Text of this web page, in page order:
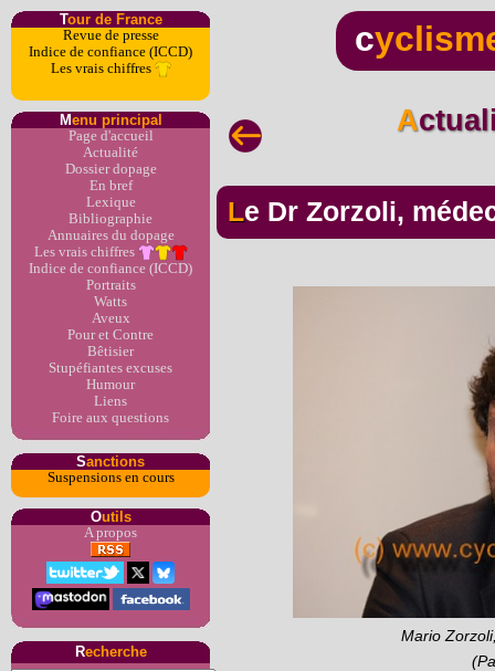
Tour de France
Revue de presse
Indice de confiance (ICCD)
Les vrais chiffres
Menu principal
Page d'accueil
Actualité
Dossier dopage
En bref
Lexique
Bibliographie
Annuaires du dopage
Les vrais chiffres
Indice de confiance (ICCD)
Portraits
Watts
Aveux
Pour et Contre
Bêtisier
Stupéfiantes excuses
Humour
Liens
Foire aux questions
Sanctions
Suspensions en cours
Outils
A propos
Recherche
c
Le Dr Zorzoli,
Mario